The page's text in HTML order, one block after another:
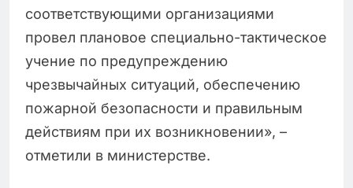
соответствующими организациями
провел плановое специально-тактическое
учение по предупреждению
чрезвычайных ситуаций, обеспечению
пожарной безопасности и правильным
действиям при их возникновении», –
отметили в министерстве.